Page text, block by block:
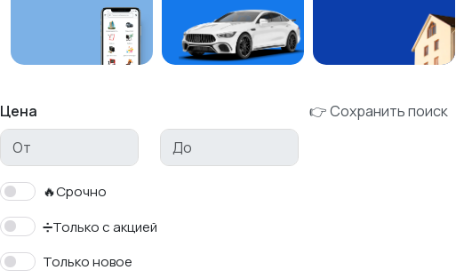
Цена
🔥Срочно
➗Только с акцией
Только новое
👉 Сохранить поиск